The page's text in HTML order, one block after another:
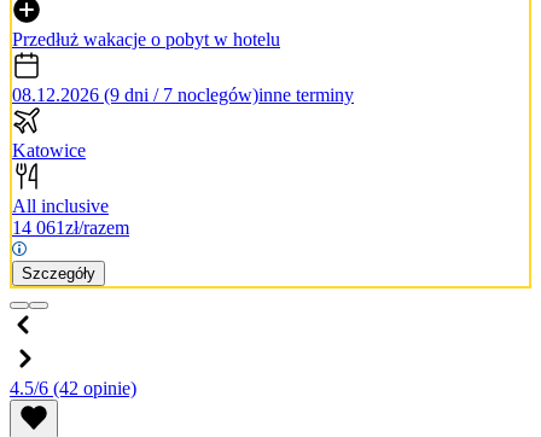
Przedłuż wakacje o pobyt w hotelu
08.12.2026 (9 dni / 7 noclegów)inne terminy
Katowice
All inclusive
14 061zł/razem
Szczegóły
4.5/6 (42 opinie)